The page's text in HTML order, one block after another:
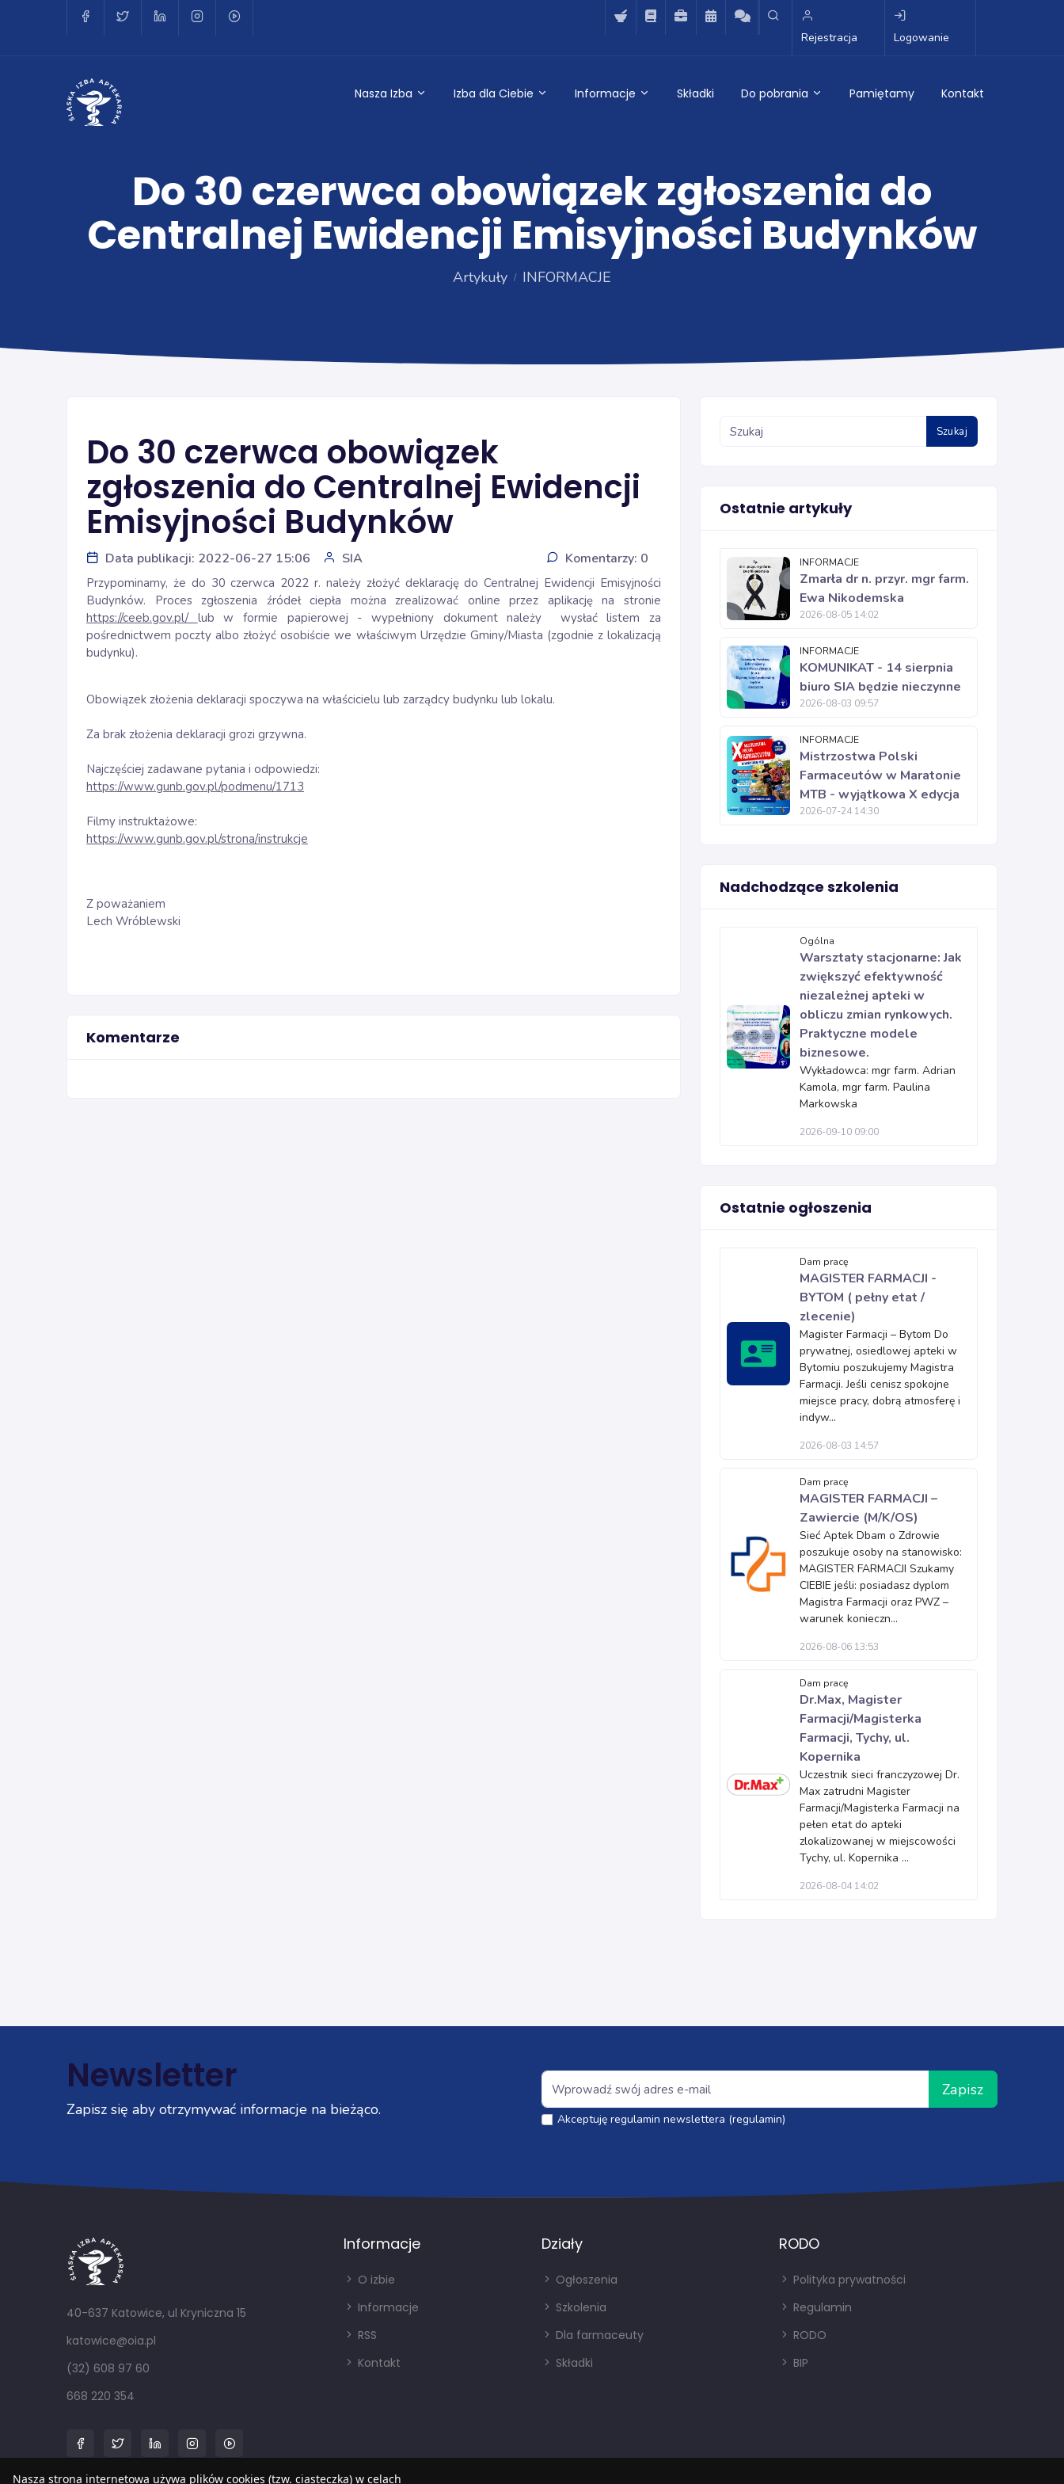
Rejestracja Logowanie
Nasza Izba Izba dla Ciebie Informacje Składki Do pobrania Pamiętamy Kontakt
Do 30 czerwca obowiązek zgłoszenia do
Centralnej Ewidencji Emisyjności Budynków
Artykuły INFORMACJE
Do 30 czerwca obowiązek
zgłoszenia do Centralnej Ewidencji
Emisyjności Budynków
Data publikacji: 2022-06-27 15:06 SIA Komentarzy: 0
Przypominamy, że do 30 czerwca 2022 r. należy złożyć deklarację do Centralnej Ewidencji Emisyjności
Budynków. Proces zgłoszenia źródeł ciepła można zrealizować online przez aplikację na stronie
https://ceeb.gov.pl/ lub w formie papierowej - wypełniony dokument należy wysłać listem za
pośrednictwem poczty albo złożyć osobiście we właściwym Urzędzie Gminy/Miasta (zgodnie z lokalizacją
budynku).
Obowiązek złożenia deklaracji spoczywa na właścicielu lub zarządcy budynku lub lokalu.
Za brak złożenia deklaracji grozi grzywna.
Najczęściej zadawane pytania i odpowiedzi:
https://www.gunb.gov.pl/podmenu/1713
Filmy instruktażowe:
https://www.gunb.gov.pl/strona/instrukcje
Z poważaniem
Lech Wróblewski
Komentarze
Szukaj
Ostatnie artykuły
INFORMACJE
Zmarła dr n. przyr. mgr farm.
Ewa Nikodemska
2026-08-05 14:02
INFORMACJE
KOMUNIKAT - 14 sierpnia
biuro SIA będzie nieczynne
2026-08-03 09:57
INFORMACJE
Mistrzostwa Polski
Farmaceutów w Maratonie
MTB - wyjątkowa X edycja
2026-07-24 14:30
Nadchodzące szkolenia
Ogólna
Warsztaty stacjonarne: Jak
zwiększyć efektywność
niezależnej apteki w
obliczu zmian rynkowych.
Praktyczne modele
biznesowe.
Wykładowca: mgr farm. Adrian
Kamola, mgr farm. Paulina
Markowska
2026-09-10 09:00
Ostatnie ogłoszenia
Dam pracę
MAGISTER FARMACJI -
BYTOM ( pełny etat /
zlecenie)
Magister Farmacji – Bytom Do
prywatnej, osiedlowej apteki w
Bytomiu poszukujemy Magistra
Farmacji. Jeśli cenisz spokojne
miejsce pracy, dobrą atmosferę i
indyw...
2026-08-03 14:57
Dam pracę
MAGISTER FARMACJI –
Zawiercie (M/K/OS)
Sieć Aptek Dbam o Zdrowie
poszukuje osoby na stanowisko:
MAGISTER FARMACJI Szukamy
CIEBIE jeśli: posiadasz dyplom
Magistra Farmacji oraz PWZ –
warunek konieczn...
2026-08-06 13:53
Dam pracę
Dr.Max, Magister
Farmacji/Magisterka
Farmacji, Tychy, ul.
Kopernika
Uczestnik sieci franczyzowej Dr.
Max zatrudni Magister
Farmacji/Magisterka Farmacji na
pełen etat do apteki
zlokalizowanej w miejscowości
Tychy, ul. Kopernika ...
2026-08-04 14:02
Newsletter
Zapisz się aby otrzymywać informacje na bieżąco.
Zapisz
Akceptuję regulamin newslettera (regulamin)
40-637 Katowice, ul Kryniczna 15
katowice@oia.pl
(32) 608 97 60
668 220 354
Informacje
O izbie
Informacje
RSS
Kontakt
Działy
Ogłoszenia
Szkolenia
Dla farmaceuty
Składki
RODO
Polityka prywatności
Regulamin
RODO
BIP
Nasza strona internetowa używa plików cookies (tzw. ciasteczka) w celach